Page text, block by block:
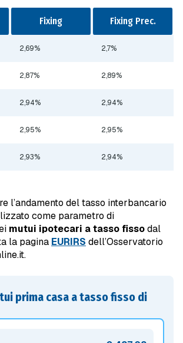
Fixing Fixing Prec.
2,69% 2,7%
2,87% 2,89%
2,94% 2,94%
2,95% 2,95%
2,93% 2,94%
l’andamento del tasso interbancario
come parametro di
mutui ipotecari a tasso fissodal
la pagina EURIRS dell’Osservatorio
prima casa a tasso fisso di